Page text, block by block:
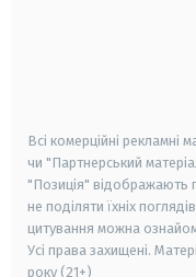
Всі комерційні рекламні
чи "Партнерський
"Позиція" відображають
не поділяти їхніх
цитування можна
Усі права захищені.
року (21+)